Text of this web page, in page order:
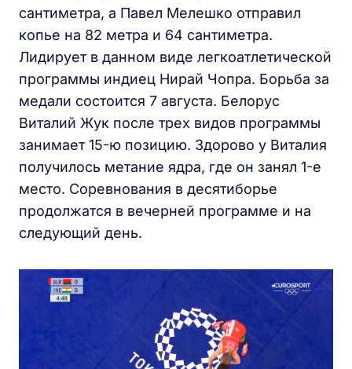
сантиметра, а Павел Мелешко отправил
копье на 82 метра и 64 сантиметра.
Лидирует в данном виде легкоатлетической
программы индиец Нирай Чопра. Борьба за
медали состоится 7 августа. Белорус
Виталий Жук после трех видов программы
занимает 15-ю позицию. Здорово у Виталия
получилось метание ядра, где он занял 1-е
место. Соревнования в десятиборье
продолжатся в вечерней программе и на
следующий день.